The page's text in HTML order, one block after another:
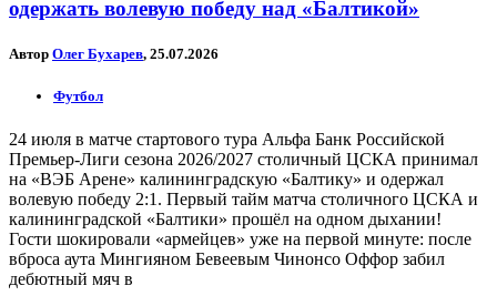
одержать волевую победу над «Балтикой»
Автор Олег Бухарев, 25.07.2026
Футбол
24 июля в матче стартового тура Альфа Банк Российской
Премьер-Лиги сезона 2026/2027 столичный ЦСКА принимал
на «ВЭБ Арене» калининградскую «Балтику» и одержал
волевую победу 2:1. Первый тайм матча столичного ЦСКА и
калининградской «Балтики» прошёл на одном дыхании!
Гости шокировали «армейцев» уже на первой минуте: после
вброса аута Мингияном Бевеевым Чинонсо Оффор забил
дебютный мяч в